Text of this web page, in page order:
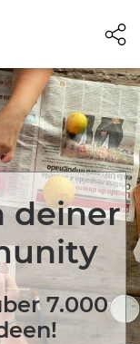
deiner
7.000